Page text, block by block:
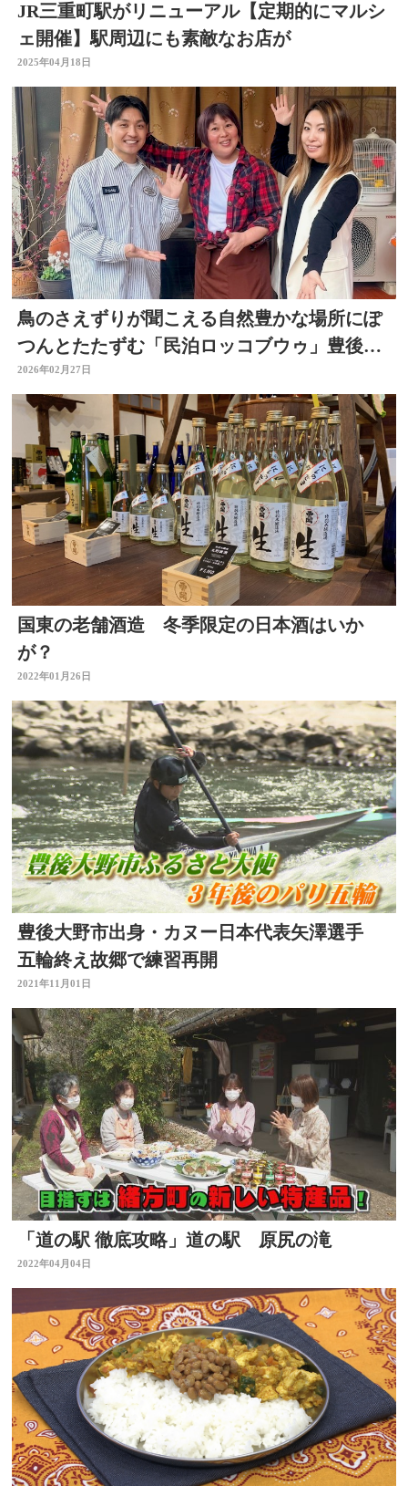
JR三重町駅がリニューアル【定期的にマルシ
ェ開催】駅周辺にも素敵なお店が
2025年04月18日
鳥のさえずりが聞こえる自然豊かな場所にぽ
つんとたたずむ「民泊ロッコブウゥ」豊後大
野市朝地町
2026年02月27日
国東の老舗酒造 冬季限定の日本酒はいか
が？
2022年01月26日
豊後大野市出身・カヌー日本代表矢澤選手
五輪終え故郷で練習再開
2021年11月01日
「道の駅 徹底攻略」道の駅 原尻の滝
2022年04月04日